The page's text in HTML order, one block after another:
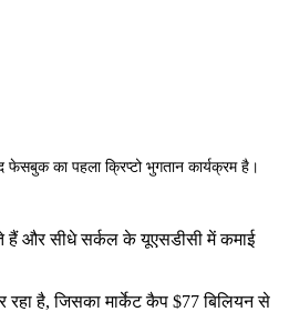
फेसबुक का पहला क्रिप्टो भुगतान कार्यक्रम है।
हैं और सीधे सर्कल के यूएसडीसी में कमाई
है, जिसका मार्केट कैप $77 बिलियन से